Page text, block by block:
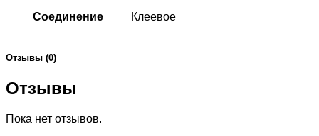
Соединение Клеевое
Отзывы (0)
Отзывы
Пока нет отзывов.